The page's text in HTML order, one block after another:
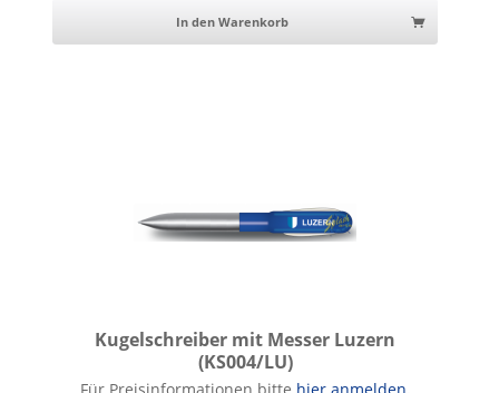
In den Warenkorb
Kugelschreiber mit Messer Luzern
(KS004/LU)
Kugelschreiber mit Messer Luzern